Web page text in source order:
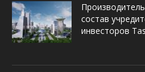
состав
инвесторов